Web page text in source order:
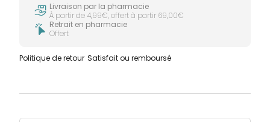
Livraison par la pharmacie
À partir de 4,99€, offert à partir 69,00€
Retrait en pharmacie
Offert
Politique de retour Satisfait ou remboursé